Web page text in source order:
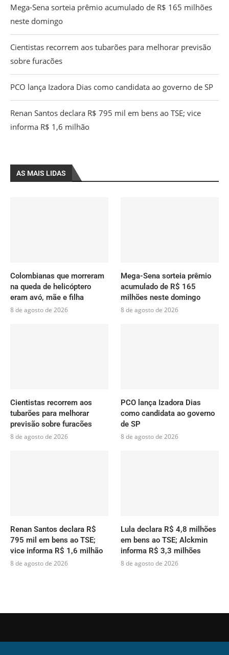
Mega-Sena sorteia prêmio acumulado de R$ 165 milhões
neste domingo
Cientistas recorrem aos tubarões para melhorar previsão
sobre furacões
PCO lança Izadora Dias como candidata ao governo de SP
Renan Santos declara R$ 795 mil em bens ao TSE; vice
informa R$ 1,6 milhão
AS MAIS LIDAS
Colombianas que morreram
na queda de helicóptero
eram avó, mãe e filha
8 de agosto de 2026
Mega-Sena sorteia prêmio
acumulado de R$ 165
milhões neste domingo
8 de agosto de 2026
Cientistas recorrem aos
tubarões para melhorar
previsão sobre furacões
8 de agosto de 2026
PCO lança Izadora Dias
como candidata ao governo
de SP
8 de agosto de 2026
Renan Santos declara R$
795 mil em bens ao TSE;
vice informa R$ 1,6 milhão
8 de agosto de 2026
Lula declara R$ 4,8 milhões
em bens ao TSE; Alckmin
informa R$ 3,3 milhões
8 de agosto de 2026